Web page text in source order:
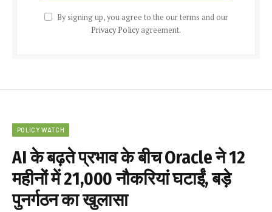
By signing up, you agree to the our terms and our
Privacy Policyagreement.
POLICY WATCH
AI के बढ़ते प्रभाव के बीच Oracle ने 12
महीनों में 21,000 नौकरियां घटाईं, बड़े
पुनर्गठन का खुलासा